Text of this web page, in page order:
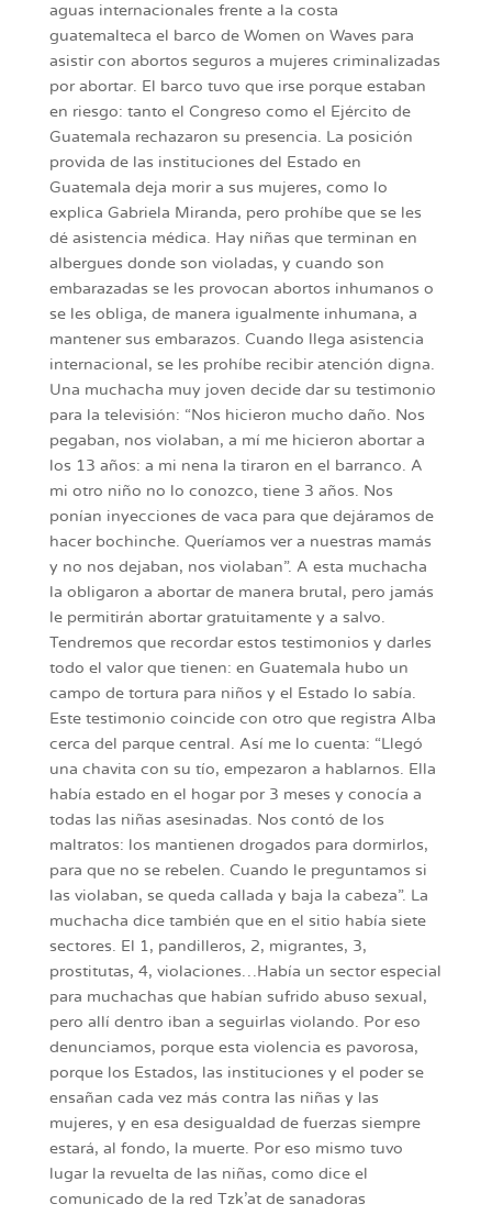
aguas internacionales frente a la costa
guatemalteca el barco de Women on Waves para
asistir con abortos seguros a mujeres criminalizadas
por abortar. El barco tuvo que irse porque estaban
en riesgo: tanto el Congreso como el Ejército de
Guatemala rechazaron su presencia. La posición
provida de las instituciones del Estado en
Guatemala deja morir a sus mujeres, como lo
explica Gabriela Miranda, pero prohíbe que se les
dé asistencia médica. Hay niñas que terminan en
albergues donde son violadas, y cuando son
embarazadas se les provocan abortos inhumanos o
se les obliga, de manera igualmente inhumana, a
mantener sus embarazos. Cuando llega asistencia
internacional, se les prohíbe recibir atención digna.
Una muchacha muy joven decide dar su testimonio
para la televisión: “Nos hicieron mucho daño. Nos
pegaban, nos violaban, a mí me hicieron abortar a
los 13 años: a mi nena la tiraron en el barranco. A
mi otro niño no lo conozco, tiene 3 años. Nos
ponían inyecciones de vaca para que dejáramos de
hacer bochinche. Queríamos ver a nuestras mamás
y no nos dejaban, nos violaban”. A esta muchacha
la obligaron a abortar de manera brutal, pero jamás
le permitirán abortar gratuitamente y a salvo.
Tendremos que recordar estos testimonios y darles
todo el valor que tienen: en Guatemala hubo un
campo de tortura para niños y el Estado lo sabía.
Este testimonio coincide con otro que registra Alba
cerca del parque central. Así me lo cuenta: “Llegó
una chavita con su tío, empezaron a hablarnos. Ella
había estado en el hogar por 3 meses y conocía a
todas las niñas asesinadas. Nos contó de los
maltratos: los mantienen drogados para dormirlos,
para que no se rebelen. Cuando le preguntamos si
las violaban, se queda callada y baja la cabeza”. La
muchacha dice también que en el sitio había siete
sectores. El 1, pandilleros, 2, migrantes, 3,
prostitutas, 4, violaciones…Había un sector especial
para muchachas que habían sufrido abuso sexual,
pero allí dentro iban a seguirlas violando. Por eso
denunciamos, porque esta violencia es pavorosa,
porque los Estados, las instituciones y el poder se
ensañan cada vez más contra las niñas y las
mujeres, y en esa desigualdad de fuerzas siempre
estará, al fondo, la muerte. Por eso mismo tuvo
lugar la revuelta de las niñas, como dice el
comunicado de la red Tzk’at de sanadoras